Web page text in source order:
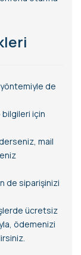
de
için
mail
de siparişinizi
ücretsiz
ödemenizi